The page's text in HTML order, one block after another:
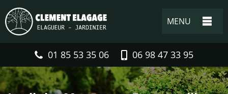
MENU
01 85 53 35 06 06 98 47 33 95